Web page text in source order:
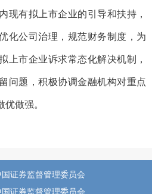
现有拟上市企业的引导和扶持，
化公司治理，规范财务制度，为
上市企业诉求常态化解决机制，
问题，积极协调金融机构对重点
做强。
证券监督管理委员会
证券监督管理委员会